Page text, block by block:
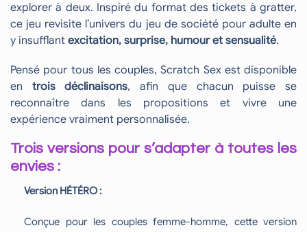
explorer à deux. Inspiré du format des tickets à gratter,
ce jeu revisite l’univers du jeu de société pour adulte en
y insufflant excitation, surprise, humour et sensualité.
Pensé pour tous les couples, Scratch Sex est disponible
en trois déclinaisons, afin que chacun puisse se
reconnaître dans les propositions et vivre une
expérience vraiment personnalisée.
Trois versions pour s’adapter à toutes les
envies :
Version HÉTÉRO :
Conçue pour les couples femme-homme, cette version